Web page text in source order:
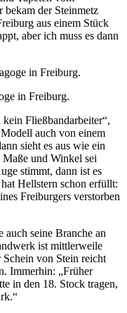
bekam der Steinmetz
aus einem Stück
aber ich muss es dann
in Freiburg.
Fließbandarbeiter“,
auch von einem
sieht es aus wie ein
Maße und Winkel sei
stimmt, dann ist es
Hellstern schon erfüllt:
Freiburgers verstorben
auch seine Branche an
ist mittlerweile
Schein von Stein reicht
Immerhin: „Früher
in den 18. Stock tragen,